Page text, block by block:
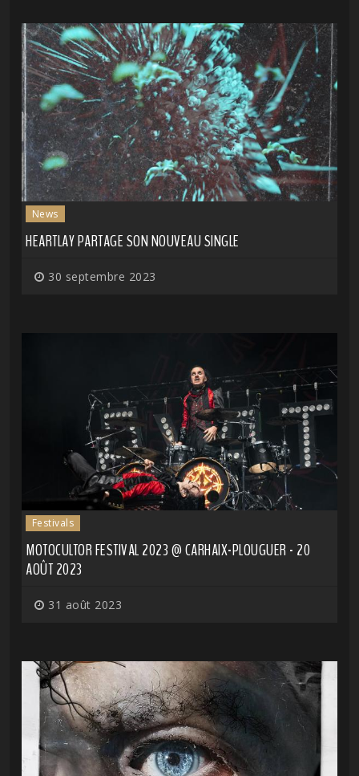
News
HEARTLAY PARTAGE SON NOUVEAU SINGLE
30 septembre 2023
Festivals
MOTOCULTOR FESTIVAL 2023 @ CARHAIX-PLOUGUER - 20
AOÛT 2023
31 août 2023